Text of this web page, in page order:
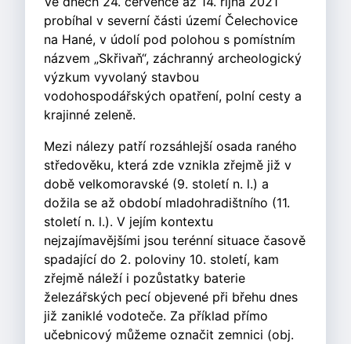
probíhal v severní části území Čelechovice
na Hané, v údolí pod polohou s pomístním
názvem „Skřivaň“, záchranný archeologický
výzkum vyvolaný stavbou
vodohospodářských opatření, polní cesty a
krajinné zeleně.
Mezi nálezy patří rozsáhlejší osada raného
středověku, která zde vznikla zřejmě již v
době velkomoravské (9. století n. l.) a
dožila se až období mladohradištního (11.
století n. l.). V jejím kontextu
nejzajímavějšími jsou terénní situace časově
spadající do 2. poloviny 10. století, kam
zřejmě náleží i pozůstatky baterie
železářských pecí objevené při břehu dnes
již zaniklé vodoteče. Za příklad přímo
učebnicový můžeme označit zemnici (obj.